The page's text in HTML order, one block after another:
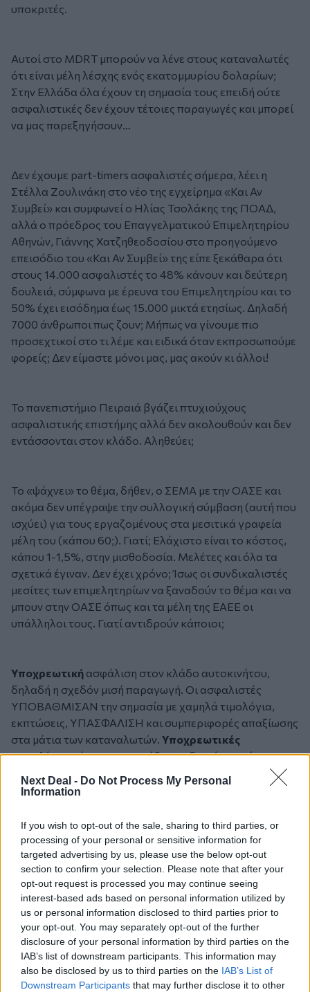
Next Deal - Do Not Process My Personal
Information
If you wish to opt-out of the sale, sharing to third parties, or
processing of your personal or sensitive information for
targeted advertising by us, please use the below opt-out
section to confirm your selection. Please note that after your
opt-out request is processed you may continue seeing
interest-based ads based on personal information utilized by
us or personal information disclosed to third parties prior to
your opt-out. You may separately opt-out of the further
disclosure of your personal information by third parties on the
IAB’s list of downstream participants. This information may
also be disclosed by us to third parties on the IAB’s List of
Downstream Participants that may further disclose it to other
υποκριτές.
Αυτοί στο MDRT μπορούν να λένε στους καταναλωτές
ότι είναι μέλη λέσχης ενός εκατομμυρίου δολαρίων;
Στην Ελλάδα όλα έχουν τη σημασία τους επειδή ούτε
ασφαλιστικές δεν έχουν τέτοιες παραγωγές και μπορεί
να μας παρεξηγήσουν…
Δεν έχουμε part-timers ασφαλιστές σήμερα, λέει η
Στέλλα Ζουλινάκη στο νέο της εγχείρημα «Και Αν
Συμβεί» και συμφωνεί ο Ηλίας Τσολάκης της ΠΟΑΔ,
αλλά ο πρόεδρος του Επαγγελματικού Επιμελητηρίου
Αθηνών, Γιάννης Χατζηθεοδοσίου στο προηγούμενο
επεισόδιο του «Και Αν Συμβεί» της είπε ξεκάθαρα ότι
στους 14.000 ασφαλιστές το 48% κάνουν και δεύτερη
δουλειά, σύμφωνα με έρευνα του Επιμελητηρίου και το
50% έχει εισόδημα έως 15.000 μικτά ετησίως. Δηλαδή
7000 άνθρωποι πως ζουν; Μήπως να γίνουμε πιο
προσεχτικοί στο τι λέμε και ειδικά όταν εκπροσωπούμε
φορείς; Δεν είμαστε μόνοι μας, μας ακούν κι άλλοι!
Το πανεπιστήμιο Πειραιά βγάζει πτυχιούχους
ασφαλιστικής επιστήμης αλλά δεν ακολουθούν και δεν
εντάσσονται στον κλάδο. Αληθεύει;
Το «ψάχνει» το θέμα, δήθεν, ο ΣΕΜΑ με την ΟΑΣΕ και
ακόμα δεν υπέγραψε την συλλογική σύμβαση (αυτή που
ισχύει) για τους εργαζομένους στα μεσιτικά γραφεία
μέλη του (κάπου 60;). Γιατί; Ελάχιστο είναι το κόστος,
κάπου 1-1,5%, στην μισθοδοσία. Μελέτες και όλα τα
σχετικά έγιναν. Δεν έχει χρόνο; Ίσως οι συνδικαλιστές
μεσίτες των επιμελητηρίων να ξαναδούν το θέμα και να
μπουν στην ΟΑΣΕ όπως και τα μέλη της ΕΑΕΕ οι
υπάλληλοι τους. Γιατί αντιδρούν κάποιοι;
Υποχρεωτική ασφάλιση στον κλάδο αυτοκινήτου,
δηλαδή η σχεδόν μισή παραγωγή. Οι ασφαλιστές
ΥΠΟΒΑΘΜΙΣΑΝ την σημασία με χαμηλά τιμολόγια,
εκπτώσεις, ΥΠΑΣΦΑΛΙΣΗ και συμπεριφορές απαξίωσης
στα μάτια των καταναλωτών. Υποχρεωτικές
ασφαλίσεις μέσω των ενυπόθηκων δανείων από τις
ξεπερνούν τις 10.000.
Υποχρεωτικές
ο πρωθυπουργός. Τα επιμελητήρια ζητάνε
υποχρεωτικές ασφαλίσεις στις αστικές ευθύνες,
περίπου 20 κλάδων. Στο τέλος θα μείνει να κάνουν κάτι
και οι διαμεσολαβητές που γκρινιάζουν για
«ασφαλιστική συνείδηση»; Για να συνέλθουμε λίγο και
να μάθουμε τη δουλειά του ασφαλιστή, πριν είναι αργά
για δάκρυα… Τώρα είναι η ώρα οι ασφαλιστικές
εταιρείες να εξετάσουν και το καθεστώς των
προμηθειών που δίνουν στους διαμεσολαβητές. Κάποια
εποχή ήτανε εταιρείες που έδιναν προμήθειες μεταξύ
90-105%. Φυσικά οι πιο πολλές έκλεισαν και σήμερα